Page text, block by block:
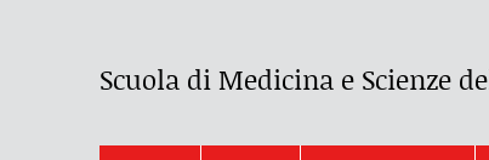
Scuola di Medicina e Scienze